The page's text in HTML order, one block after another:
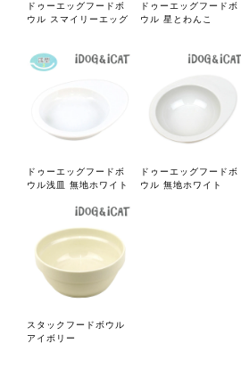
ドゥーエッグフードボ
ウル スマイリーエッグ
ドゥーエッグフードボ
ウル 星とわんこ
ドゥーエッグフードボ
ウル浅皿 無地ホワイト
ドゥーエッグフードボ
ウル 無地ホワイト
スタックフードボウル
アイボリー